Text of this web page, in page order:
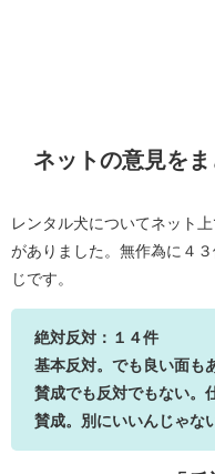
ネットの意見を
レンタル犬についてネット
がありました。無作為に４
じです。
絶対反対：１４件
基本反対。でも良い面も
賛成でも反対でもない。
賛成。別にいいんじゃな